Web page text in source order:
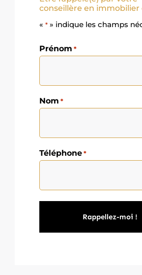
conseillère en immobilier
« *» indique les champs
Prénom *
Nom *
Téléphone *